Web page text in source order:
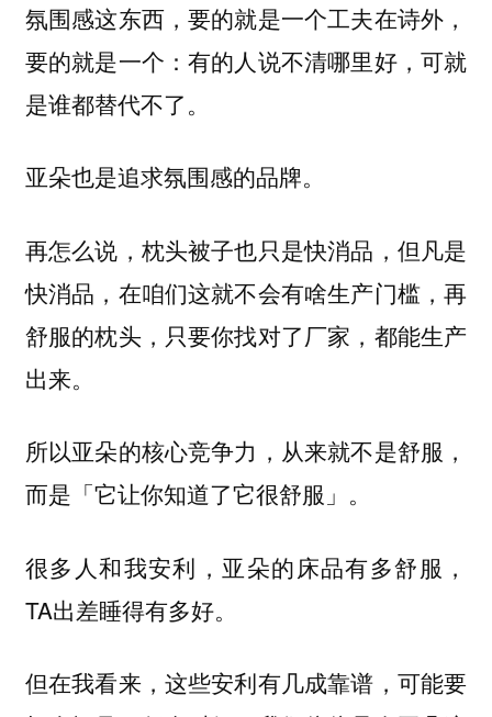
氛围感这东西，要的就是一个工夫在诗外，
要的就是一个：有的人说不清哪里好，可就
是谁都替代不了。
亚朵也是追求氛围感的品牌。
再怎么说，枕头被子也只是快消品，但凡是
快消品，在咱们这就不会有啥生产门槛，再
舒服的枕头，只要你找对了厂家，都能生产
出来。
所以亚朵的核心竞争力，从来就不是舒服，
而是「它让你知道了它很舒服」。
很多人和我安利，亚朵的床品有多舒服，
TA出差睡得有多好。
但在我看来，这些安利有几成靠谱，可能要